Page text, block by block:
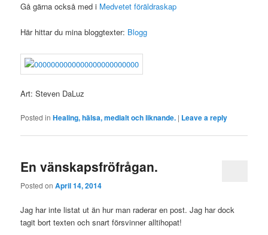
Gå gärna också med i Medvetet föräldraskap
Här hittar du mina bloggtexter: Blogg
Art: Steven DaLuz
Posted in Healing, hälsa, medialt och liknande. | Leave a reply
En vänskapsfröfrågan.
Posted onApril 14, 2014
Jag har inte listat ut än hur man raderar en post. Jag har dock
tagit bort texten och snart försvinner alltihopat!